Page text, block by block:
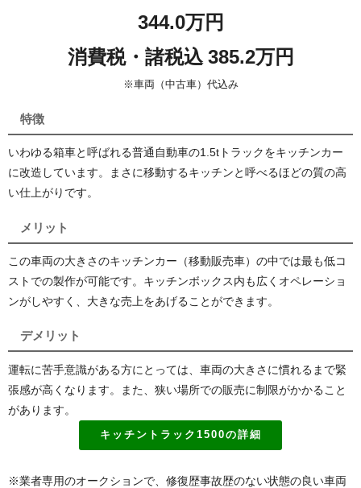
344.0万円
消費税・諸税込 385.2万円
※車両（中古車）代込み
特徴
いわゆる箱車と呼ばれる普通自動車の1.5tトラックをキッチンカー
に改造しています。まさに移動するキッチンと呼べるほどの質の高
い仕上がりです。
メリット
この車両の大きさのキッチンカー（移動販売車）の中では最も低コ
ストでの製作が可能です。キッチンボックス内も広くオペレーショ
ンがしやすく、大きな売上をあげることができます。
デメリット
運転に苦手意識がある方にとっては、車両の大きさに慣れるまで緊
張感が高くなります。また、狭い場所での販売に制限がかかること
があります。
キッチントラック1500の詳細
※業者専用のオークションで、修復歴事故歴のない状態の良い車両